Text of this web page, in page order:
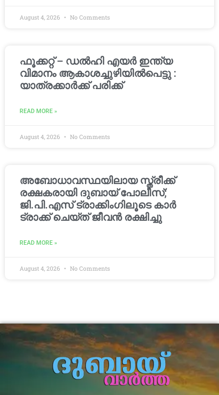
August 4, 2026 No Comments
ഫൂക്കറ്റ് – ഡൽഹി എയര്‍ ഇന്ത്യ
വിമാനം ആകാശച്ചുഴിയില്‍പെട്ടു :
യാത്രക്കാര്‍ക്ക് പരിക്ക്
READ MORE »
August 4, 2026 No Comments
അബോധാവസ്ഥയിലായ സ്ത്രീക്ക്
രക്ഷകരായി ദുബായ് പോലീസ്;
ജി.പി.എസ് ട്രാക്കിംഗിലൂടെ കാർ
ട്രാക്ക് ചെയ്ത് ജീവൻ രക്ഷിച്ചു
READ MORE »
August 4, 2026 No Comments